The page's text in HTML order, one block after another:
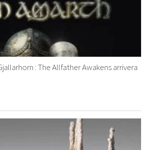
: The Allfather Awakens arrivera